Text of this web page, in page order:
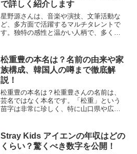
で詳しく紹介します
星野源さんは、音楽や演技、文筆活動な
ど、多方面で活躍するマルチタレントで
す。独特の感性と温かい人柄で、多くの
由来、出身地や学歴、性格などを深掘り
してご紹介します。星野源の...
松重豊の本名は？名前の由来や家
族構成、韓国人の噂まで徹底解
説！
松重豊の本名は？松重豊さんの名前は、
芸名ではなく本名です。「松重」という
苗字は非常に珍しく、特に山口県や広島
関だった初代「豊山」から取ったものだ
とされています。この名前の...
Stray Kids アイエンの年収はどの
くらい？驚くべき数字を公開！